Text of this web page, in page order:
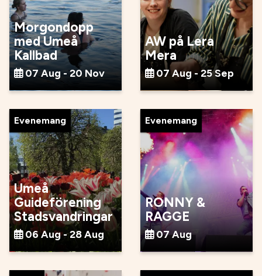
Morgondopp
med Umeå
Kallbad
07 Aug - 20 Nov
AW på Lera
Mera
07 Aug - 25 Sep
Evenemang
Umeå
Guideförening
Stadsvandringar
06 Aug - 28 Aug
Evenemang
RONNY &
RAGGE
07 Aug